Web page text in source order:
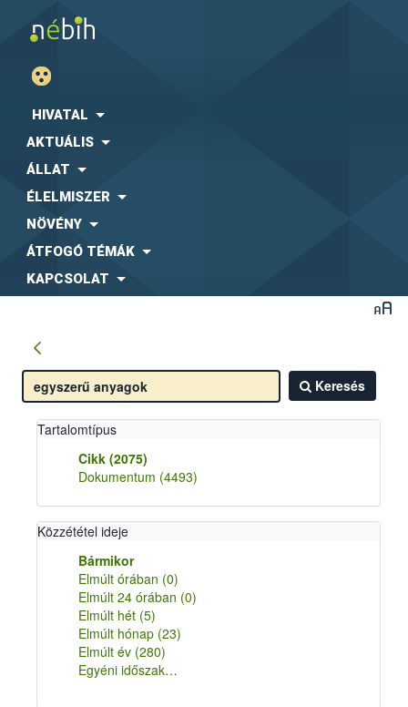
HIVATAL
AKTUÁLIS
ÁLLAT
ÉLELMISZER
NÖVÉNY
ÁTFOGÓ TÉMÁK
KAPCSOLAT
Keresés
Tartalomtípus
Cikk (2075)
Dokumentum (4493)
Közzététel ideje
Bármikor
Elmúlt órában (0)
Elmúlt 24 órában (0)
Elmúlt hét (5)
Elmúlt hónap (23)
Elmúlt év (280)
Egyéni időszak…